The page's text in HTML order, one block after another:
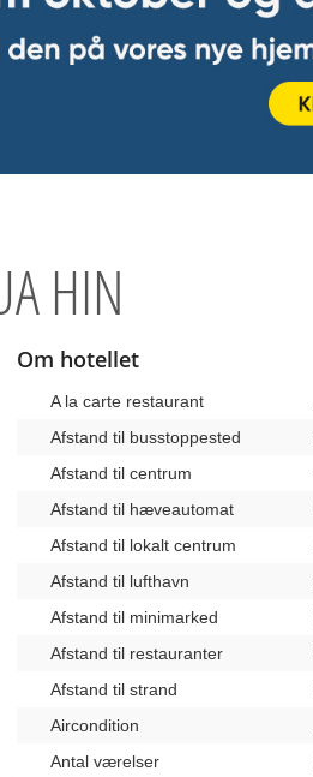
HIN
Om hotellet
A la carte restaurant
Afstand til busstoppested
Afstand til centrum
Afstand til hæveautomat
Afstand til lokalt centrum
Afstand til lufthavn
Afstand til minimarked
Afstand til restauranter
Afstand til strand
Aircondition
Antal værelser